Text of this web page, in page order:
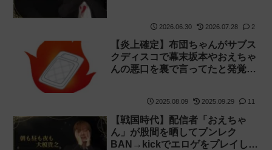
2026.06.30 2026.07.28 2
【炎上確定】布団ちゃんがサブス
クディスコで幕末坂本やおえちゃ
んの悪口を裏で言ってたと発覚→
2025.08.09 2025.09.29 11
【戦国時代】配信者「おえちゃ
ん」が股間を晒してプンレク
BAN→kickでエロゲをプレイして